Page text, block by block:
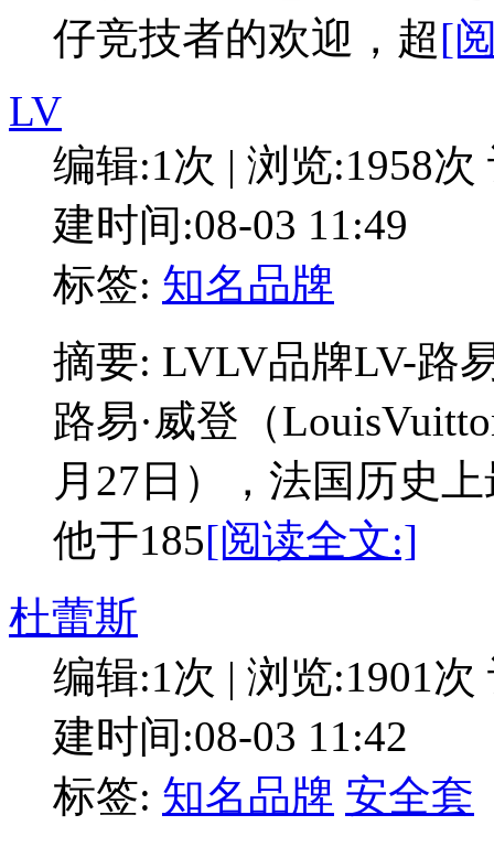
仔竞技者的欢迎，超[
LV
编辑:1次 | 浏览:1958次
建时间:08-03 11:49
标签: 知名品牌
摘要: LVLV品牌LV-路
路易·威登（
月27日），法国历史
他于185[阅读全文:]
杜蕾斯
编辑:1次 | 浏览:1901次
建时间:08-03 11:42
标签: 知名品牌 安全套